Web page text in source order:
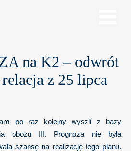
na K2 – odwrót
z 25 lipca
po raz kolejny wyszli z bazy
obozu III. Prognoza nie była
szansę na realizację tego planu.